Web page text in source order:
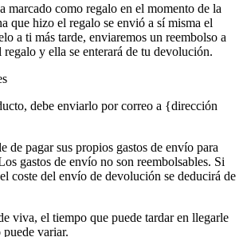
marcado como regalo en el momento de la
que hizo el regalo se envió a sí misma el
a ti más tarde, enviaremos un reembolso a
regalo y ella se enterará de tu devolución.
debe enviarlo por correo a {dirección
de pagar sus propios gastos de envío para
gastos de envío no son reembolsables. Si
coste del envío de devolución se deducirá de
viva, el tiempo que puede tardar en llegarle
variar.